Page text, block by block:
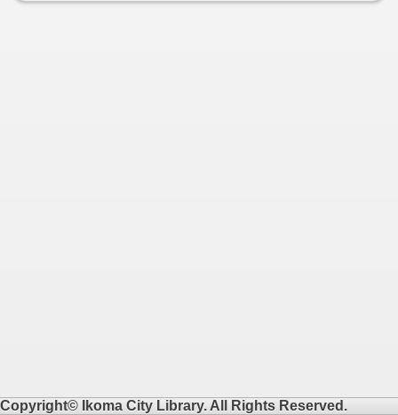
Copyright© Ikoma City Library. All Rights Reserved.